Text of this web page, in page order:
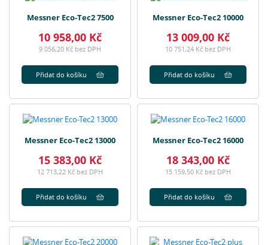
Messner Eco-Tec2 7500
10 958,00 Kč
9 056,20 Kč bez DPH
Přidat do košíku
Messner Eco-Tec2 10000
13 009,00 Kč
10 751,24 Kč bez DPH
Přidat do košíku
Messner Eco-Tec2 13000
15 383,00 Kč
12 713,22 Kč bez DPH
Přidat do košíku
Messner Eco-Tec2 16000
18 343,00 Kč
15 159,50 Kč bez DPH
Přidat do košíku